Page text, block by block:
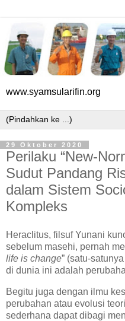
www.syamsularifin.org
29 Oktober 2020
Perilaku “New-
Sudut Pandang
dalam Sistem
Kompleks
Heraclitus, filsuf Yunani
sebelum masehi, pernah
life is change” (satu-
di dunia ini adalah
Begitu juga dengan ilmu
perubahan atau evolusi
sederhana dapat dibagi